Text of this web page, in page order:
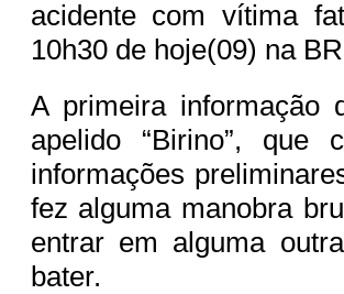
acidente com vítima
10h30 de hoje(09) na
A primeira informação
apelido “Birino”,
informações
fez alguma manobra
entrar em alguma
bater.